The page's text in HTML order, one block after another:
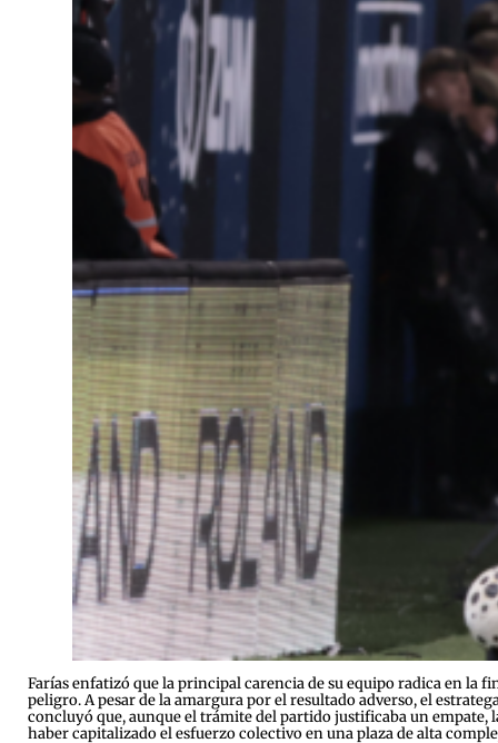
Farías enfatizó que la principal carencia de su equipo radica en la
peligro. A pesar de la amargura por el resultado adverso, el
concluyó que, aunque el trámite del partido justificaba un empate,
haber capitalizado el esfuerzo colectivo en una plaza de alta